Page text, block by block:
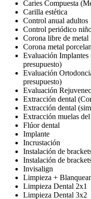
Caries Compuesta
Carilla estética
Control anual adultos
Control periódico
Corona libre de metal
Corona metal
Evaluación Implantes
presupuesto)
Evaluación
presupuesto)
Evaluación
Extracción dental
Extracción dental
Extracción muelas
Flúor dental
Implante
Incrustación
Instalación de
Instalación de
Invisalign
Limpieza +
Limpieza Dental 2x1
Limpieza Dental 3x2